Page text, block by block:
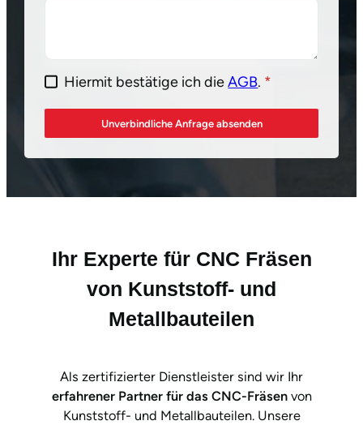
Hiermit bestätige ich dieAGB. *
Unverbindliche Anfrage absenden
Ihr Experte für CNC Fräsen
von Kunststoff- und
Metallbauteilen
Als zertifizierter Dienstleister sind wir Ihr
erfahrener Partner für das CNC-Fräsenvon
Kunststoff- und Metallbauteilen. Unsere